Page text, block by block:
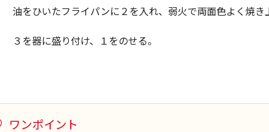
油をひいたフライパンに２を入れ、弱火で両面色よく焼き
３を器に盛り付け、１をのせる。
ワンポイント